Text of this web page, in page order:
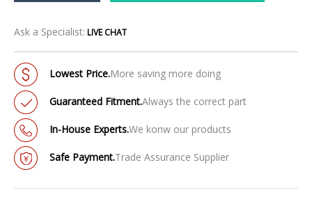
Ask a Specialist: LIVE CHAT
Lowest Price.More saving more doing
Guaranteed Fitment.Always the correct part
In-House Experts.We konw our products
Safe Payment.Trade Assurance Supplier